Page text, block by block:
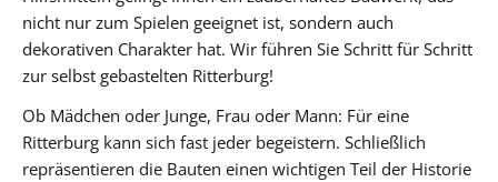
nicht nur zum Spielen geeignet ist, sondern auch
dekorativen Charakter hat. Wir führen Sie Schritt für Schritt
zur selbst gebastelten Ritterburg!
Ob Mädchen oder Junge, Frau oder Mann: Für eine
Ritterburg kann sich fast jeder begeistern. Schließlich
repräsentieren die Bauten einen wichtigen Teil der Historie